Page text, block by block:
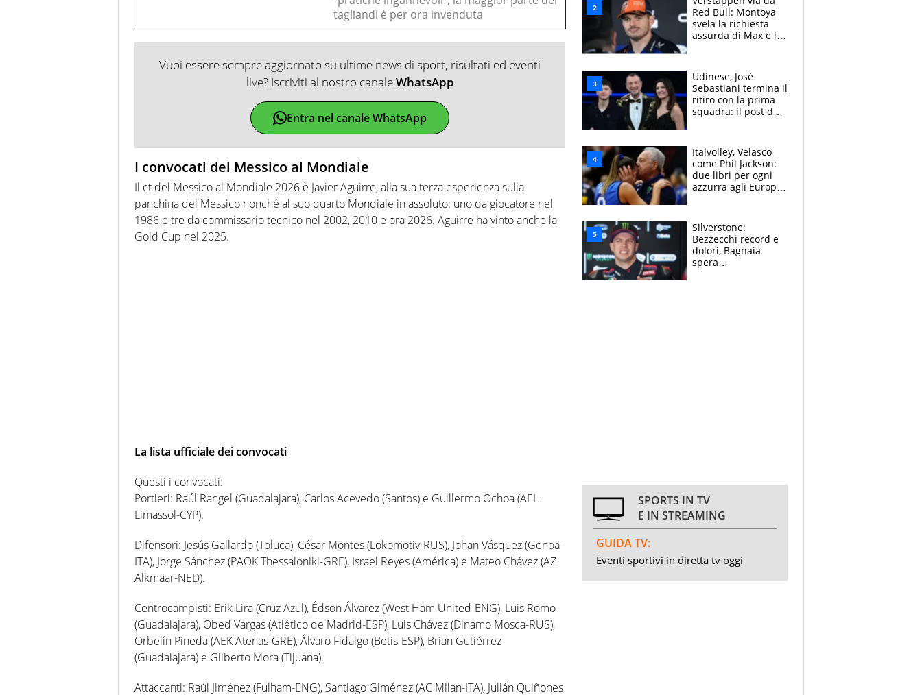
tagliandi è per ora invenduta
Vuoi essere sempre aggiornato su ultime news di sport, risultati ed eventi
live? Iscriviti al nostro canaleWhatsApp
Entra nel canale WhatsApp
I convocati del Messico al Mondiale
Il ct del Messico al Mondiale 2026 è Javier Aguirre, alla sua terza esperienza sulla
panchina del Messico nonché al suo quarto Mondiale in assoluto: uno da giocatore nel
1986 e tre da commissario tecnico nel 2002, 2010 e ora 2026. Aguirre ha vinto anche la
Gold Cup nel 2025.
La lista ufficiale dei convocati
Questi i convocati:
Portieri: Raúl Rangel (Guadalajara), Carlos Acevedo (Santos) e Guillermo Ochoa (AEL
Limassol-CYP).
Difensori: Jesús Gallardo (Toluca), César Montes (Lokomotiv-RUS), Johan Vásquez (Genoa-
ITA), Jorge Sánchez (PAOK Thessaloniki-GRE), Israel Reyes (América) e Mateo Chávez (AZ
Alkmaar-NED).
Centrocampisti: Erik Lira (Cruz Azul), Édson Álvarez (West Ham United-ENG), Luis Romo
(Guadalajara), Obed Vargas (Atlético de Madrid-ESP), Luis Chávez (Dinamo Mosca-RUS),
Orbelín Pineda (AEK Atenas-GRE), Álvaro Fidalgo (Betis-ESP), Brian Gutiérrez
(Guadalajara) e Gilberto Mora (Tijuana).
Attaccanti: Raúl Jiménez (Fulham-ENG), Santiago Giménez (AC Milan-ITA), Julián Quiñones
Red Bull: Montoya
svela la richiesta
assurda di Max e lo
McLaren siano
meglio?”
Udinese, Josè
Sebastiani termina il
ritiro con la prima
squadra: il post del
sfondo
Italvolley, Velasco
come Phil Jackson:
due libri per ogni
azzurra agli Europei.
Silverstone:
Bezzecchi record e
dolori, Bagnaia
spera
SPORTS IN TV
E IN STREAMING
GUIDA TV:
Eventi sportivi in diretta tv oggi